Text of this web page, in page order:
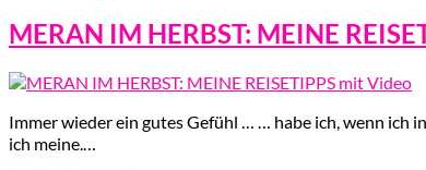
MERAN IM HERBST: MEINE
Immer wieder ein gutes Gefühl … … habe ich, wenn ich
ich meine.…